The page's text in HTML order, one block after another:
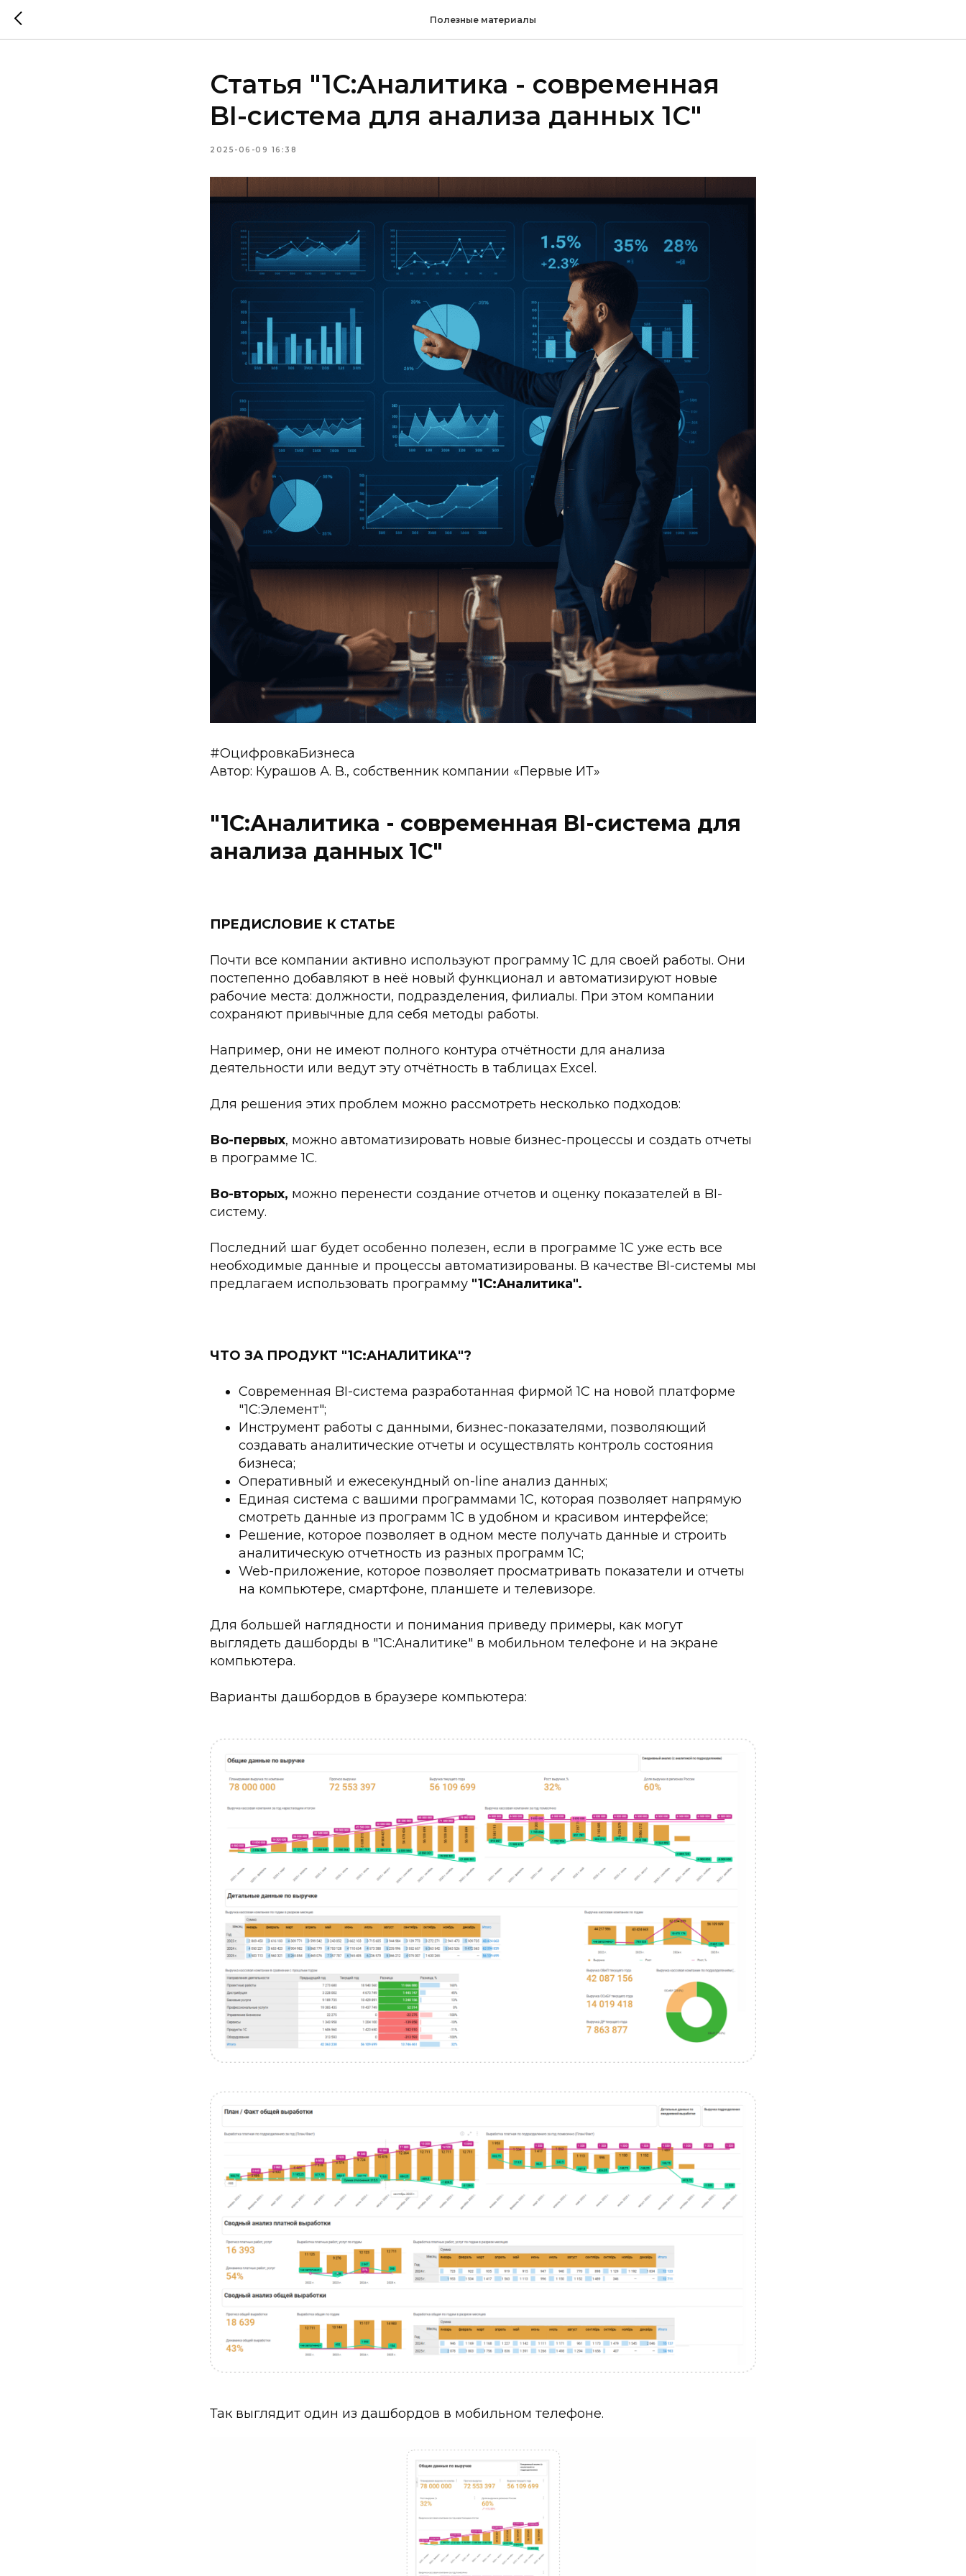
Полезные материалы
Статья "1С:Аналитика - современная
BI-система для анализа данных 1С"
2025-06-09 16:38
#ОцифровкаБизнеса
Автор: Курашов А. В., собственник компании «Первые ИТ»
"1С:Аналитика - современная BI-система для
анализа данных 1С"
ПРЕДИСЛОВИЕ К СТАТЬЕ
Почти все компании активно используют программу 1С для своей работы. Они
постепенно добавляют в неё новый функционал и автоматизируют новые
рабочие места: должности, подразделения, филиалы. При этом компании
сохраняют привычные для себя методы работы.
Например, они не имеют полного контура отчётности для анализа
деятельности или ведут эту отчётность в таблицах Excel.
Для решения этих проблем можно рассмотреть несколько подходов:
Во-первых, можно автоматизировать новые бизнес-процессы и создать отчеты
в программе 1С.
Во-вторых, можно перенести создание отчетов и оценку показателей в BI-
систему.
Последний шаг будет особенно полезен, если в программе 1С уже есть все
необходимые данные и процессы автоматизированы. В качестве BI-системы мы
предлагаем использовать программу "1С:Аналитика".
ЧТО ЗА ПРОДУКТ "1С:АНАЛИТИКА"?
Современная BI-система разработанная фирмой 1С на новой платформе
"1С:Элемент";
Инструмент работы с данными, бизнес-показателями, позволяющий
создавать аналитические отчеты и осуществлять контроль состояния
бизнеса;
Оперативный и ежесекундный on-line анализ данных;
Единая система с вашими программами 1С, которая позволяет напрямую
смотреть данные из программ 1С в удобном и красивом интерфейсе;
Решение, которое позволяет в одном месте получать данные и строить
аналитическую отчетность из разных программ 1С;
Web-приложение, которое позволяет просматривать показатели и отчеты
на компьютере, смартфоне, планшете и телевизоре.
Для большей наглядности и понимания приведу примеры, как могут
выглядеть дашборды в "1С:Аналитике" в мобильном телефоне и на экране
компьютера.
Варианты дашбордов в браузере компьютера:
Так выглядит один из дашбордов в мобильном телефоне.